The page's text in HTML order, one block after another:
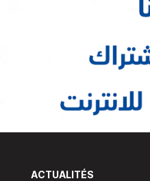
ACTUALITÉS